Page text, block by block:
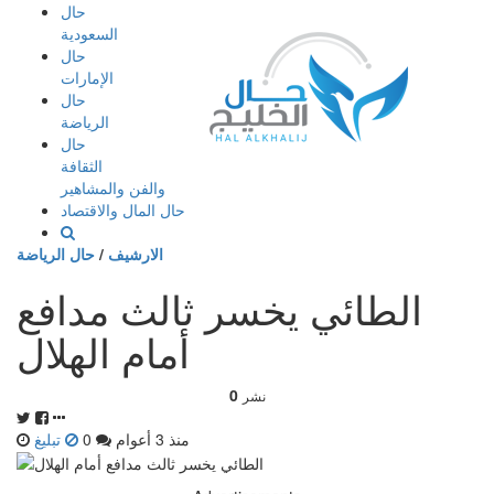
إذهب
المحتوى
حال
السعودية
حال
الإمارات
حال
الرياضة
حال
الثقافة
والفن والمشاهير
حال المال والاقتصاد
الارشيف / حال الرياضة
الطائي يخسر ثالث مدافع
أمام الهلال
0 نشر
منذ 3 أعوام تبليغ